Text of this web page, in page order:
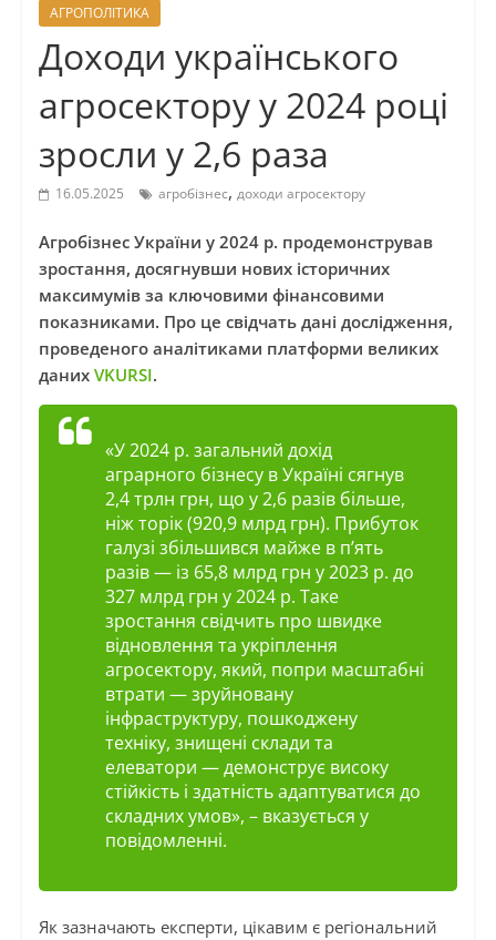
АГРОПОЛІТИКА
Доходи українського
агросектору у 2024 році
зросли у 2,6 раза
16.05.2025 агробізнес, доходи агросектору
Агробізнес України у 2024 р. продемонстрував
зростання, досягнувши нових історичних
максимумів за ключовими фінансовими
показниками. Про це свідчать дані дослідження,
проведеного аналітиками платформи великих
даних VKURSI.
«У 2024 р. загальний дохід
аграрного бізнесу в Україні сягнув
2,4 трлн грн, що у 2,6 разів більше,
ніж торік (920,9 млрд грн). Прибуток
галузі збільшився майже в п’ять
разів — із 65,8 млрд грн у 2023 р. до
327 млрд грн у 2024 р. Таке
зростання свідчить про швидке
відновлення та укріплення
агросектору, який, попри масштабні
втрати — зруйновану
інфраструктуру, пошкоджену
техніку, знищені склади та
елеватори — демонструє високу
стійкість і здатність адаптуватися до
складних умов», – вказується у
повідомленні.
Як зазначають експерти, цікавим є регіональний